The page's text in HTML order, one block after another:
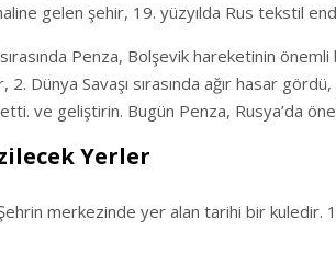
gelen şehir, 19. yüzyılda Rus tekstil
Penza, Bolşevik hareketinin
2. Dünya Savaşı sırasında ağır hasar
ve geliştirin. Bugün Penza, Rusya’da
Yerler
merkezinde yer alan tarihi bir kuledir.